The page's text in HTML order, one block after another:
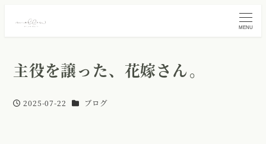
MENU
主役を譲った、花嫁さん。
投稿日
2025-07-22 カテゴリー
ブログ